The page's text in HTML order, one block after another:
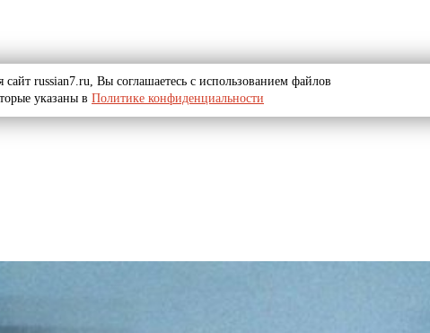
сайт russian7.ru, Вы соглашаетесь с использованием файлов
указаны в Политике конфиденциальности